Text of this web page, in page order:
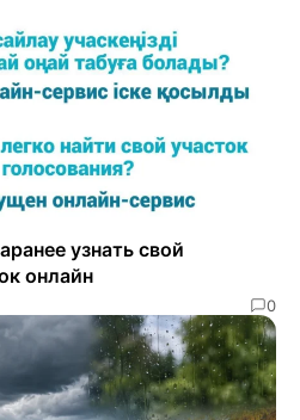
узнать свой
онлайн
0